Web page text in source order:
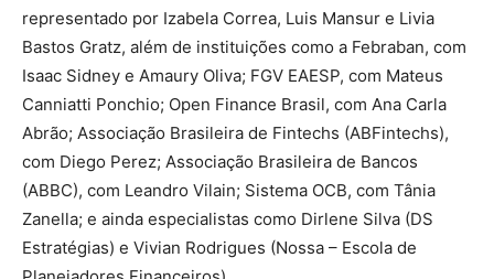
representado por Izabela Correa, Luis Mansur e Livia
Bastos Gratz, além de instituições como a Febraban, com
Isaac Sidney e Amaury Oliva; FGV EAESP, com Mateus
Canniatti Ponchio; Open Finance Brasil, com Ana Carla
Abrão; Associação Brasileira de Fintechs (ABFintechs),
com Diego Perez; Associação Brasileira de Bancos
(ABBC), com Leandro Vilain; Sistema OCB, com Tânia
Zanella; e ainda especialistas como Dirlene Silva (DS
Estratégias) e Vivian Rodrigues (Nossa – Escola de